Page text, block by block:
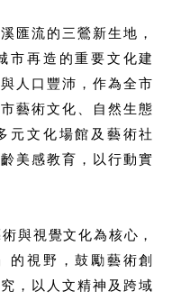
匯流的三鶯新生地，
市再造的重要文化建
人口豐沛，作為全市
藝術文化、自然生態
元文化場館及藝術社
美感教育，以行動實
與視覺文化為核心，
的視野，鼓勵藝術創
，以人文精神及跨域